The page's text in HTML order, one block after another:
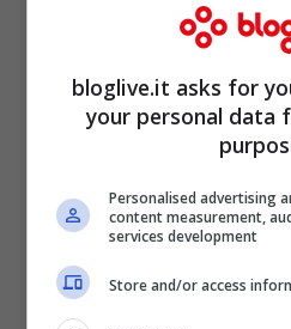
evasore. Tra le
troviamo ovviamente
immobili, mezzi di
sport, cura della
bloglive.it asks for
your personal data
Personalised advertising
content measurement,
services development
Store and/or access